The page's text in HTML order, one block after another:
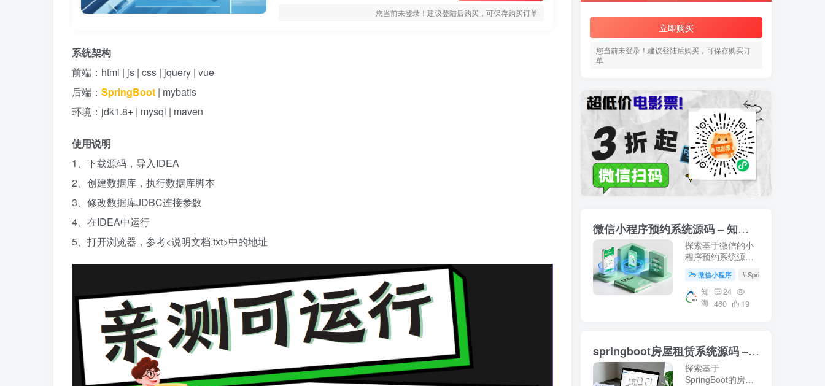
您当前未登录！建议登陆后购买，可保存购买订单
系统架构
前端：html | js | css | jquery | vue
后端： SpringBoot | mybatis
环境：jdk1.8+ | mysql | maven
使用说明
1、下载源码，导入IDEA
2、创建数据库，执行数据库脚本
3、修改数据库JDBC连接参数
4、在IDEA中运行
5、打开浏览器，参考<说明文档.txt>中的地址
立即购买
您当前未登录！建议登陆后购买，可保存购买订
单
微信小程序预约系统源码 – 知海论文
探索基于微信的小
程序预约系统源
码，涵盖前端Vue
与后端SpringBoot
技术栈。适用于音
乐教室管理及高校
你的毕业设计项
目！- 知海论文
微信小程序 # SpringBoot
知
海
24
460
19
springboot房屋租赁系统源码 – 知海论文
探索基于
SpringBoot的房屋